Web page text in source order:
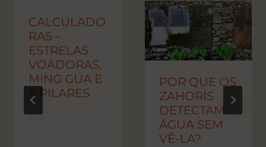
CALCULADO
RAS –
ESTRELAS
VOADORAS,
MING GUA E
4 PILARES
POR QUE OS
ZAHORÍS
DETECTAM
ÁGUA SEM
VÊ-LA?